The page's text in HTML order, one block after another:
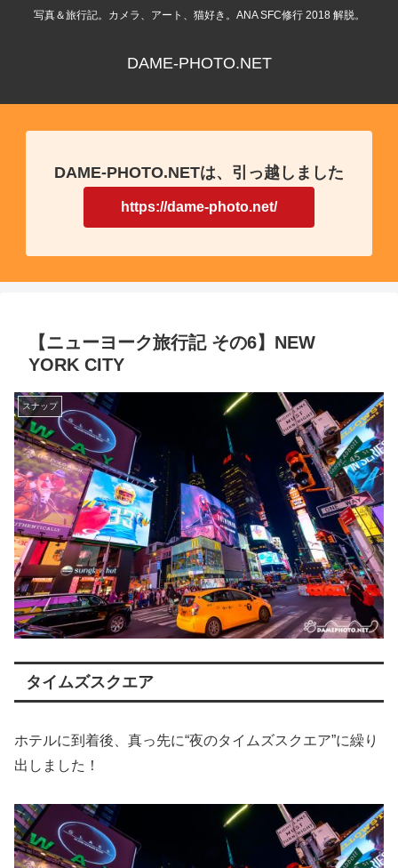
写真＆旅行記。カメラ、アート、猫好き。ANA SFC修行 2018 解脱。
DAME-PHOTO.NET
DAME-PHOTO.NETは、引っ越しました
https://dame-photo.net/
【ニューヨーク旅行記 その6】NEW
YORK CITY
スナップ
タイムズスクエア
ホテルに到着後、真っ先に“夜のタイムズスクエア”に繰り
出しました！